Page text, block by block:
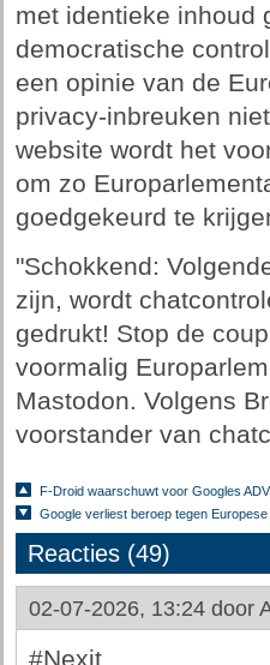
met identieke inhoud
democratische
een opinie van de
privacy-inbreuken
website wordt het
om zo
goedgekeurd te
"Schokkend:
zijn, wordt
gedrukt! Stop de
voormalig
Mastodon. Volgens
voorstander van
F-Droid waarschuwt voor Googles
Google verliest beroep tegen
Reacties (49)
02-07-2026, 13:24 door
#Nexit